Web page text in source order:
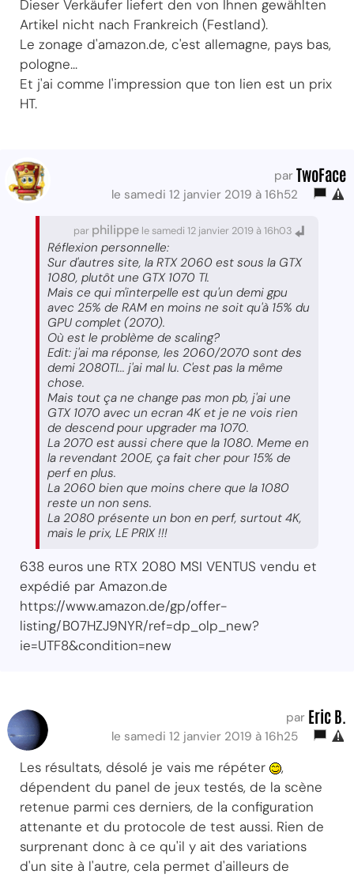
Dieser Verkäufer liefert den von Ihnen gewählten
Artikel nicht nach Frankreich (Festland).
Le zonage d'amazon.de, c'est allemagne, pays bas,
pologne...
Et j'ai comme l'impression que ton lien est un prix
HT.
par TwoFace
le samedi 12 janvier 2019 à 16h52
par philippe le samedi 12 janvier 2019 à 16h03
Réflexion personnelle:
Sur d'autres site, la RTX 2060 est sous la GTX
1080, plutôt une GTX 1070 TI.
Mais ce qui m'interpelle est qu'un demi gpu
avec 25% de RAM en moins ne soit qu'à 15% du
GPU complet (2070).
Où est le problème de scaling?
Edit: j'ai ma réponse, les 2060/2070 sont des
demi 2080TI... j'ai mal lu. C'est pas la même
chose.
Mais tout ça ne change pas mon pb, j'ai une
GTX 1070 avec un ecran 4K et je ne vois rien
de descend pour upgrader ma 1070.
La 2070 est aussi chere que la 1080. Meme en
la revendant 200E, ça fait cher pour 15% de
perf en plus.
La 2060 bien que moins chere que la 1080
reste un non sens.
La 2080 présente un bon en perf, surtout 4K,
mais le prix, LE PRIX !!!
638 euros une RTX 2080 MSI VENTUS vendu et
expédié par Amazon.de
https://www.amazon.de/gp/offer-
listing/B07HZJ9NYR/ref=dp_olp_new?
ie=UTF8&condition=new
par Eric B.
le samedi 12 janvier 2019 à 16h25
Les résultats, désolé je vais me répéter
,
dépendent du panel de jeux testés, de la scène
retenue parmi ces derniers, de la configuration
attenante et du protocole de test aussi. Rien de
surprenant donc à ce qu'il y ait des variations
d'un site à l'autre, cela permet d'ailleurs de